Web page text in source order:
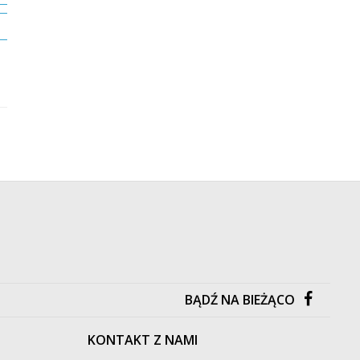
BĄDŹ NA BIEŻĄCO
KONTAKT Z NAMI